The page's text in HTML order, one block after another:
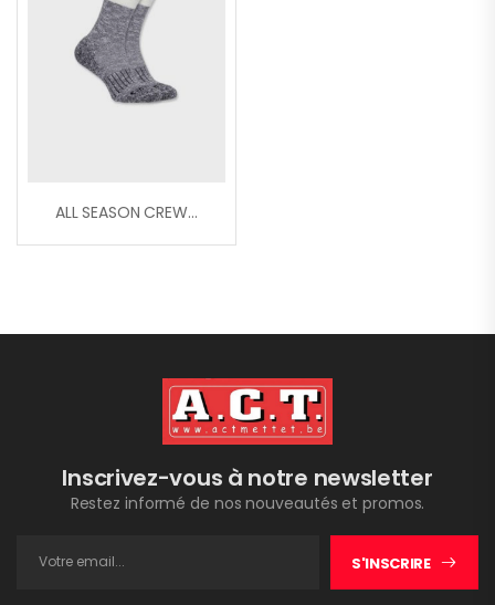
ALL SEASON CREW SOCK
Inscrivez-vous à notre newsletter
Restez informé de nos nouveautés et promos.
S'INSCRIRE